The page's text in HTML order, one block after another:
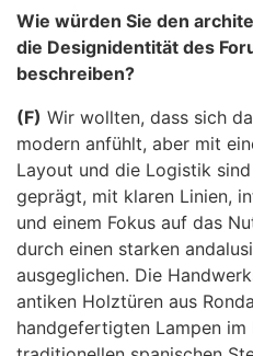
Wie würden Sie den
die Designidentität des
beschreiben?
(F) Wir wollten, dass sich
modern anfühlt, aber mit
Layout und die Logistik
geprägt, mit klaren Linien,
und einem Fokus auf das
durch einen starken
ausgeglichen. Die
antiken Holztüren aus
handgefertigten Lampen im